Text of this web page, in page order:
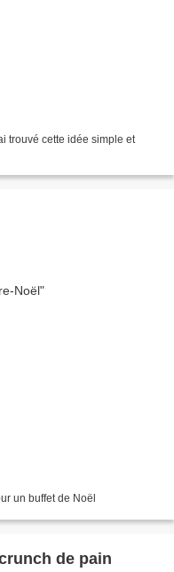
trouvé cette idée simple et
un buffet de Noël
de pain